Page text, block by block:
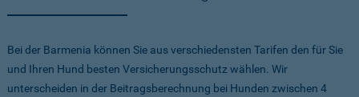
Bei der Barmenia können Sie aus verschiedensten Tarifen den für Sie
und Ihren Hund besten Versicherungsschutz wählen. Wir
unterscheiden in der Beitragsberechnung bei Hunden zwischen 4